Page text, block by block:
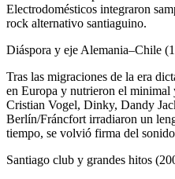
Electrodomésticos integraron
rock alternativo santiaguino.
Diáspora y eje Alemania–Chile
Tras las migraciones de la era
en Europa y nutrieron el
Cristian Vogel, Dinky, Dandy
Berlín/Fráncfort irradiaron un
tiempo, se volvió firma del
Santiago club y grandes hitos